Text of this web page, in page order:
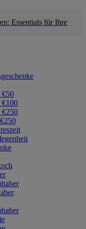
Essentials für Ihre
€50
€100
€250